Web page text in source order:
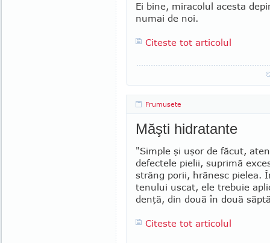
Ei bine, miracolul acesta
numai de noi.
Citeste tot articolul
Frumusete
Măşti hidratante
"Simple şi uşor de făcut,
defectele pielii, suprimă
strâng porii, hră­nesc pie­lea.
tenului uscat, ele trebuie
denţă, din două în două
Citeste tot articolul